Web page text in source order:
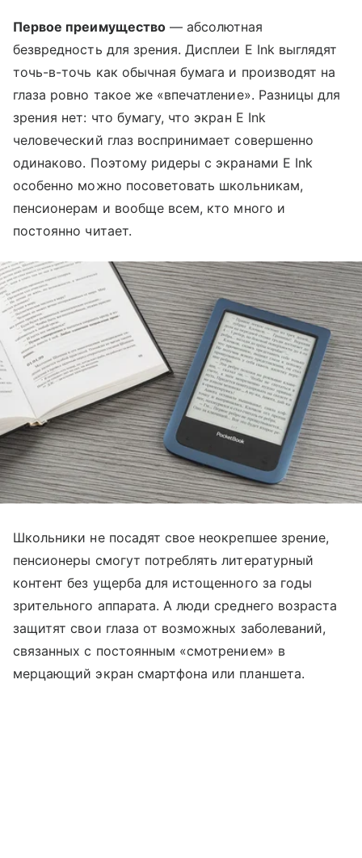
Первое преимущество— абсолютная
безвредность для зрения. Дисплеи E Ink выглядят
точь-в-точь как обычная бумага и производят на
глаза ровно такое же «впечатление». Разницы для
зрения нет: что бумагу, что экран E Ink
человеческий глаз воспринимает совершенно
одинаково. Поэтому ридеры с экранами E Ink
особенно можно посоветовать школьникам,
пенсионерам и вообще всем, кто много и
постоянно читает.
Школьники не посадят свое неокрепшее зрение,
пенсионеры смогут потреблять литературный
контент без ущерба для истощенного за годы
зрительного аппарата. А люди среднего возраста
защитят свои глаза от возможных заболеваний,
связанных с постоянным «смотрением» в
мерцающий экран смартфона или планшета.